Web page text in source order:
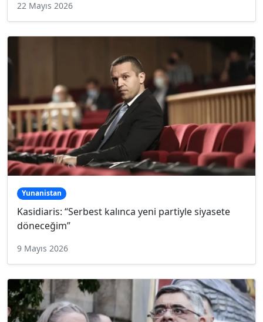
22 Mayıs 2026
Yunanistan
Kasidiaris: “Serbest kalınca yeni partiyle siyasete
döneceğim”
9 Mayıs 2026